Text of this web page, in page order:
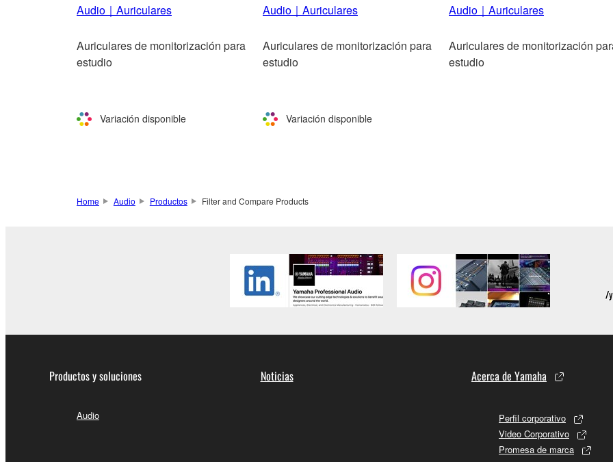
Audio｜Auriculares
Auriculares de monitorización para
estudio
Variación disponible
Audio｜Auriculares
Auriculares de monitorización para
estudio
Variación disponible
Audio｜Auriculares
Auriculares de monitorización
estudio
Home Audio Productos Filter and Compare Products
Productos y soluciones
Audio
Noticias Acerca de Yamaha
Perfil corporativo
Video Corporativo
Promesa de marca